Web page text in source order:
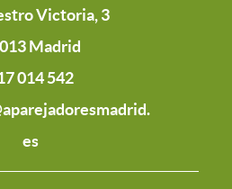
Victoria, 3
Madrid
014 542
es